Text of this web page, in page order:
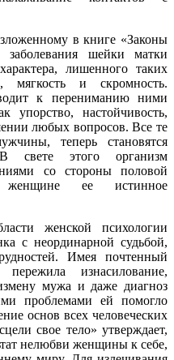
в книге «Законы
заболевания шейки матки
лишенного таких
мягкость и скромность.
к перениманию ними
упорство, настойчивость,
любых вопросов. Все те
теперь становятся
свете этого организм
со стороны половой
женщине ее истинное
женской психологии
с неординарной судьбой,
Имея почтенный
изнасилование,
мужа и даже диагноз
проблемами ей помогло
основ всех человеческих
свое тело» утверждает,
нелюбви женщины к себе,